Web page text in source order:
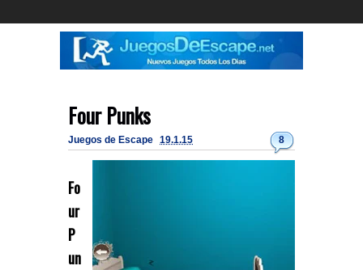
Four Punks
8
Juegos de Escape 19.1.15
Fo
ur
P
un